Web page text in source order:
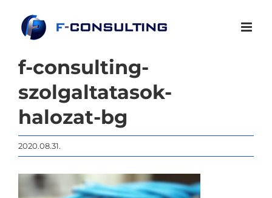
f-consulting-
szolgaltatasok-
halozat-bg
2020.08.31.